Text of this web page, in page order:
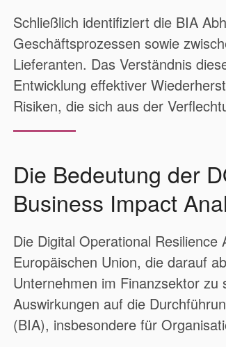
Schließlich identifiziert die BIA
Geschäftsprozessen sowie
Lieferanten. Das Verständnis
Entwicklung effektiver
Risiken, die sich aus der
Die Bedeutung der
Business Impact
Die Digital Operational
Europäischen Union, die darauf
Unternehmen im Finanzsektor
Auswirkungen auf die
(BIA), insbesondere für